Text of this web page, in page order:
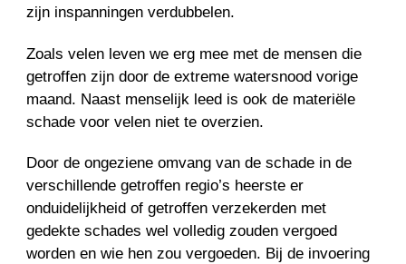
zijn inspanningen verdubbelen.
Zoals velen leven we erg mee met de mensen die
getroffen zijn door de extreme watersnood vorige
maand. Naast menselijk leed is ook de materiële
schade voor velen niet te overzien.
Door de ongeziene omvang van de schade in de
verschillende getroffen regio’s heerste er
onduidelijkheid of getroffen verzekerden met
gedekte schades wel volledig zouden vergoed
worden en wie hen zou vergoeden. Bij de invoering